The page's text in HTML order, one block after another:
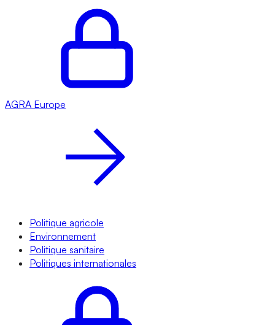
AGRA Europe
Politique agricole
Environnement
Politique sanitaire
Politiques internationales